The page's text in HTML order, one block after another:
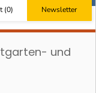
(0) Newsletter
und